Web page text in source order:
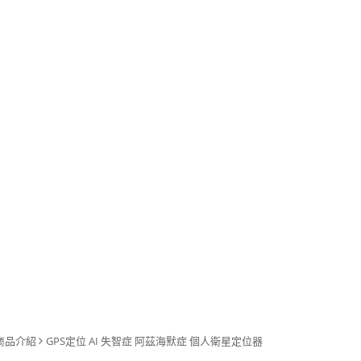
品介紹 GPS定位 AI 失智症 阿茲海默症 個人衛星定位器